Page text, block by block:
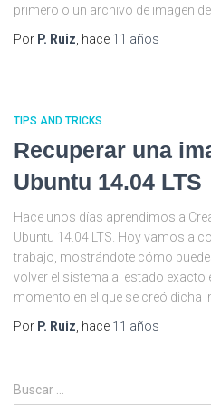
primero o un archivo de imagen de
Por P. Ruiz , hace 11 años
TIPS AND TRICKS
Recuperar una
Ubuntu 14.04 LTS
Hace unos días aprendimos a
Ubuntu 14.04 LTS. Hoy vamos a
trabajo, mostrándote cómo
volver el sistema al estado exacto
momento en el que se creó dicha
Por P. Ruiz , hace 11 años
B
u
Buscar …